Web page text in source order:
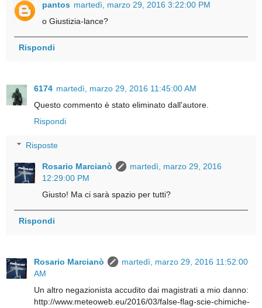
pantos martedì, marzo 29, 2016 3:22:00 PM
o Giustizia-lance?
Rispondi
6174 martedì, marzo 29, 2016 11:45:00 AM
Questo commento è stato eliminato dall'autore.
Rispondi
Risposte
Rosario Marcianò
martedì, marzo 29, 2016
12:29:00 PM
Giusto! Ma ci sarà spazio per tutti?
Rispondi
Rosario Marcianò
martedì, marzo 29, 2016 11:52:00
AM
Un altro negazionista accudito dai magistrati a mio danno:
http://www.meteoweb.eu/2016/03/false-flag-scie-chimiche-